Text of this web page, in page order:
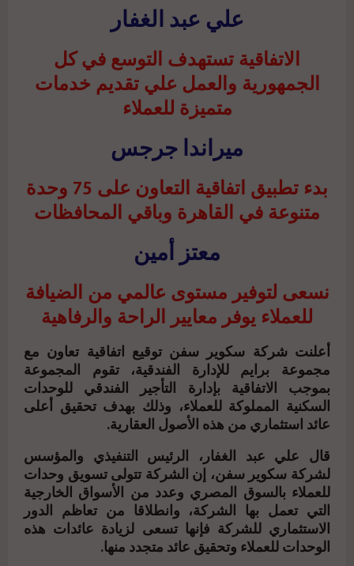
علي عبد الغفار
الاتفاقية تستهدف التوسع في كل
الجمهورية والعمل علي تقديم خدمات
متميزة للعملاء
ميراندا جرجس
بدء تطبيق اتفاقية التعاون على 75 وحدة
متنوعة في القاهرة وباقي المحافظات
معتز أمين
نسعى لتوفير مستوى عالمي من الضيافة
للعملاء يوفر معايير الراحة والرفاهية
أعلنت شركة سكوير سفن توقيع اتفاقية تعاون مع
مجموعة برايم للإدارة الفندقية، تقوم المجموعة
بموجب الاتفاقية بإدارة التأجير الفندقي للوحدات
السكنية المملوكة للعملاء، وذلك بهدف تحقيق أعلى
عائد استثماري من هذه الأصول العقارية.
قال علي عبد الغفار، الرئيس التنفيذي والمؤسس
لشركة سكوير سفن، إن الشركة تتولى تسويق وحدات
للعملاء بالسوق المصري وعدد من الأسواق الخارجية
التي تعمل بها الشركة، وانطلاقا من تعاظم الدور
الاستثماري للشركة فإنها تسعى لزيادة عائدات هذه
الوحدات للعملاء وتحقيق عائد متجدد منها.